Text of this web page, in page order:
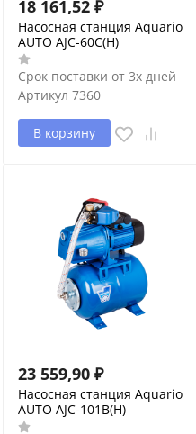
18 161,52 ₽
Насосная станция Aquario
AUTO AJC-60C(H)
Срок поставки от 3х дней
Артикул 7360
В корзину
23 559,90 ₽
Насосная станция Aquario
AUTO AJC-101B(H)